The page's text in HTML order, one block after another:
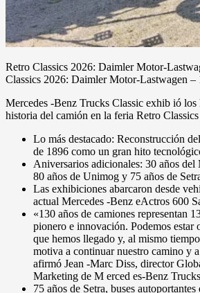
Retro Classics 2026: Daimler Motor-
Classics 2026: Daimler Motor-Lastwagen –
Mercedes -Benz Trucks Classic exhib ió los
historia del camión en la feria Retro
Lo más destacado: Reconstrucción
de 1896 como un gran hito
Aniversarios adicionales: 30 años del
80 años de Unimog y 75 años de
Las exhibiciones abarcaron desde
actual Mercedes -Benz eActros 600
«130 años de camiones representan
pionero e innovación. Podemos estar
que hemos llegado y, al mismo
motiva a continuar nuestro camino y
afirmó Jean -Marc Diss, director
Marketing de M erced es-Benz
75 años de Setra, buses autoportantes